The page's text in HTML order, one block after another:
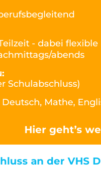
- dabei flexible
abends
Schulabschluss)
Deutsch, Mathe,
Hier geht’s
an der VHS